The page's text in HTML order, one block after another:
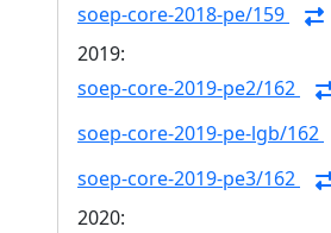
soep-core-2018-pe/159
2019:
soep-core-2019-pe2/162
soep-core-2019-pe-lgb/162
soep-core-2019-pe3/162
2020: